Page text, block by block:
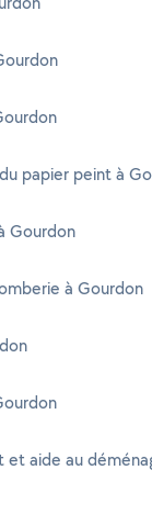
papier peint à
Gourdon
à Gourdon
et aide au